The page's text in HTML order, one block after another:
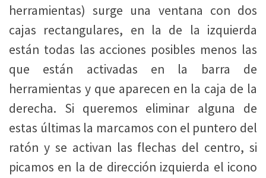
herramientas) surge una ventana con dos
cajas rectangulares, en la de la izquierda
están todas las acciones posibles menos las
que están activadas en la barra de
herramientas y que aparecen en la caja de la
derecha. Si queremos eliminar alguna de
estas últimas la marcamos con el puntero del
ratón y se activan las flechas del centro, si
picamos en la de dirección izquierda el icono